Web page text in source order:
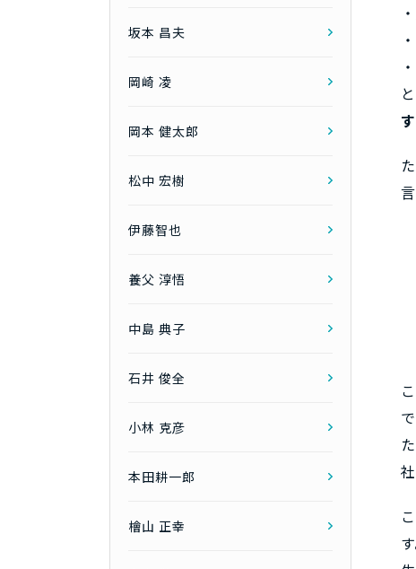
す
す
坂本 昌夫
岡崎 凌
岡本 健太郎
松中 宏樹
伊藤智也
養父 淳悟
中島 典子
石井 俊全
小林 克彦
本田耕一郎
檜山 正幸